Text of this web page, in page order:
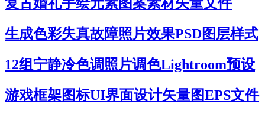
生成色彩失真故障照片效果PSD图层样式
12组宁静冷色调照片调色Lightroom预设
游戏框架图标UI界面设计矢量图EPS文件